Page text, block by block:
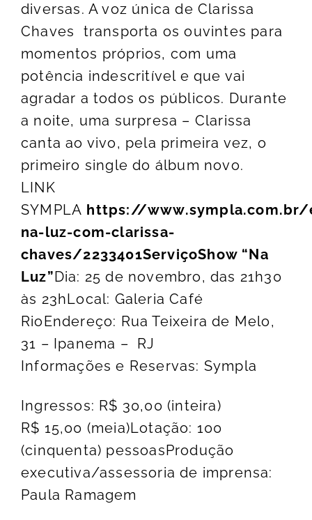
diversas. A voz única de Clarissa
Chaves transporta os ouvintes para
momentos próprios, com uma
potência indescritível e que vai
agradar a todos os públicos. Durante
a noite, uma surpresa – Clarissa
canta ao vivo, pela primeira vez, o
primeiro single do álbum novo.
LINK
SYMPLA https://
na-luz-com-clarissa-
chaves/2233401ServiçoShow “Na
Luz”Dia: 25 de novembro, das 21h30
às 23hLocal: Galeria Café
RioEndereço: Rua Teixeira de Melo,
31 – Ipanema – RJ
Informações e Reservas: Sympla
Ingressos: R$ 30,00 (inteira)
R$ 15,00 (meia)Lotação: 100
(cinquenta) pessoasProdução
executiva/assessoria de imprensa:
Paula Ramagem